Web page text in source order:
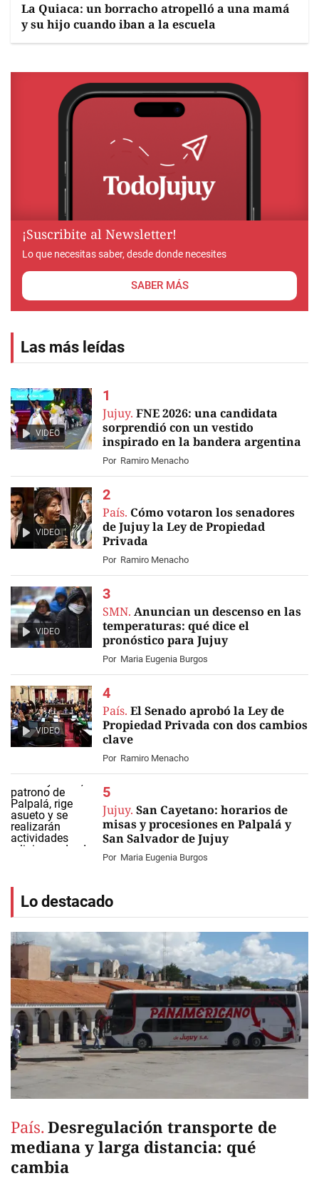
La Quiaca: un borracho atropelló a una mamá
y su hijo cuando iban a la escuela
¡Suscribite al Newsletter!
Lo que necesitas saber, desde donde necesites
SABER MÁS
Las más leídas
VIDEO
Jujuy. FNE 2026: una candidata
sorprendió con un vestido
inspirado en la bandera argentina
Por Ramiro Menacho
VIDEO
País. Cómo votaron los senadores
de Jujuy la Ley de Propiedad
Privada
Por Ramiro Menacho
VIDEO
SMN. Anuncian un descenso en las
temperaturas: qué dice el
pronóstico para Jujuy
Por Maria Eugenia Burgos
VIDEO
País. El Senado aprobó la Ley de
Propiedad Privada con dos cambios
clave
Por Ramiro Menacho
Jujuy. San Cayetano: horarios de
misas y procesiones en Palpalá y
San Salvador de Jujuy
Por Maria Eugenia Burgos
Lo destacado
País. Desregulación transporte de
mediana y larga distancia: qué
cambia